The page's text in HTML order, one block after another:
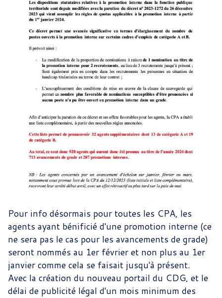
Pour info désormais pour toutes les CPA, les
agents ayant bénificié d'une promotion interne (ce
ne sera pas le cas pour les avancements de grade)
seront nommés au 1er février et non plus au 1er
janvier comme cela se faisait jusqu'à présent.
Avec la création du nouveau portail du CDG, et le
délai de publicité légal d'un mois minimum des